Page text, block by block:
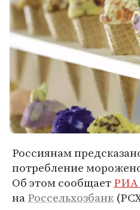
Россиянам
потребление
Об этом сообщаетРИА
наРоссельхозбанк